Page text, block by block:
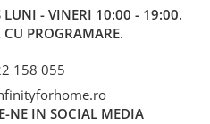
LUNI - VINERI 10:00 - 19:00.
PROGRAMARE.
158 055
NE IN SOCIAL MEDIA